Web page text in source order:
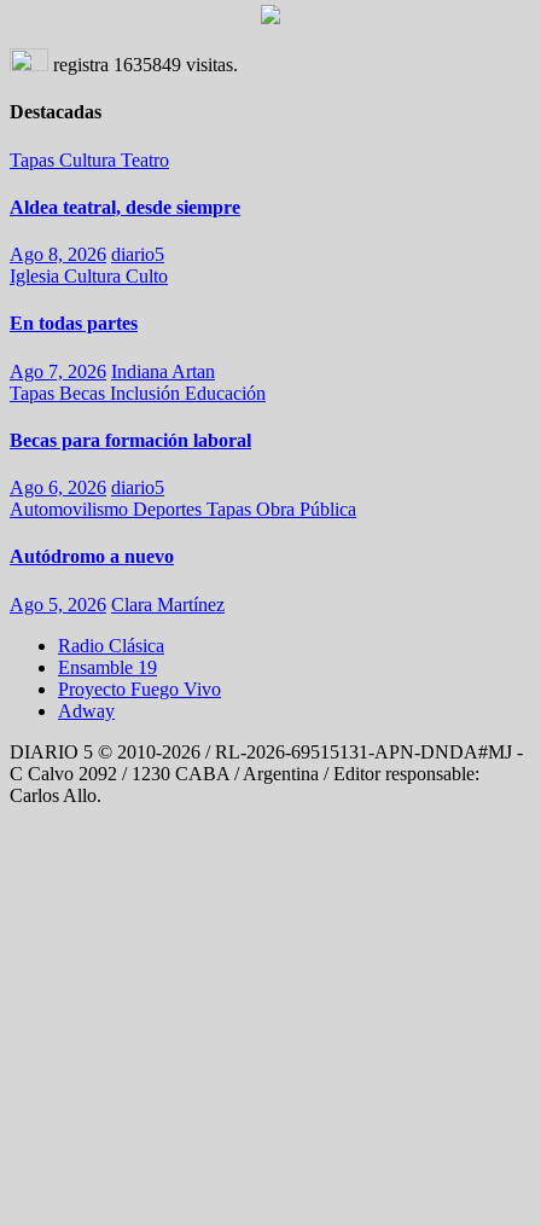
registra 1635849 visitas.
Destacadas
Tapas Cultura Teatro
Aldea teatral, desde siempre
Ago 8, 2026 diario5
Iglesia Cultura Culto
En todas partes
Ago 7, 2026 Indiana Artan
Tapas Becas Inclusión Educación
Becas para formación laboral
Ago 6, 2026 diario5
Automovilismo Deportes Tapas Obra Pública
Autódromo a nuevo
Ago 5, 2026 Clara Martínez
Radio Clásica
Ensamble 19
Proyecto Fuego Vivo
Adway
DIARIO 5 © 2010-2026 / RL-2026-69515131-APN-DNDA#MJ -
C Calvo 2092 / 1230 CABA / Argentina / Editor responsable:
Carlos Allo.